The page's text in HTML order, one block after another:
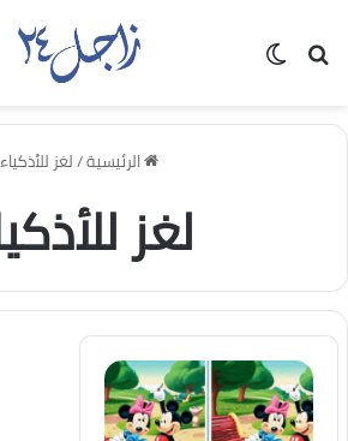
بحث عن
الرئيسية/لغز للأذكياء
لغز